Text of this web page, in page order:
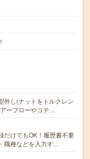
外し(ナットをトルクレン
ーブローやコテ…
けでもOK！履歴書不要
職種などを入力す…